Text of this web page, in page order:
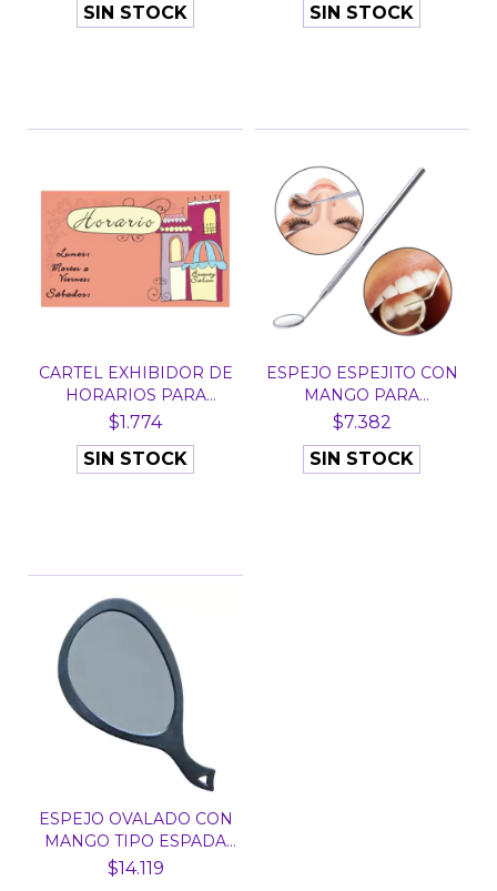
SIN STOCK
SIN STOCK
CARTEL EXHIBIDOR DE
HORARIOS PARA
LOCALE...
$1.774
SIN STOCK
ESPEJO ESPEJITO CON
MANGO PARA
PESTAÑAS...
$7.382
SIN STOCK
ESPEJO OVALADO CON
MANGO TIPO ESPADA
HS5...
$14.119